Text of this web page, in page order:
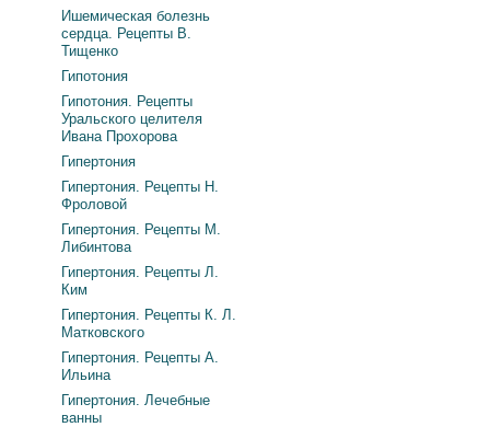
Ишемическая болезнь
сердца. Рецепты В.
Тищенко
Гипотония
Гипотония. Рецепты
Уральского целителя
Ивана Прохорова
Гипертония
Гипертония. Рецепты Н.
Фроловой
Гипертония. Рецепты М.
Либинтова
Гипертония. Рецепты Л.
Ким
Гипертония. Рецепты К. Л.
Матковского
Гипертония. Рецепты А.
Ильина
Гипертония. Лечебные
ванны